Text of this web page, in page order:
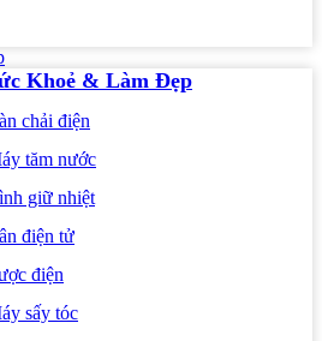
Khoẻ & Làm Đẹp
chải điện
tăm nước
giữ nhiệt
điện tử
điện
sấy tóc